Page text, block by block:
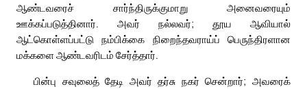
ஆண்டவரைச் சார்ந்திருக்குமாறு அனைவரையும்
ஊக்கப்படுத்தினார். அவர் நல்லவர்; தூய ஆவியால்
ஆட்கொள்ளப்பட்டு நம்பிக்கை நிறைந்தவராய்ப் பெருந்திரளான
மக்களை ஆண்டவரிடம் சேர்த்தார்.
பின்பு சவுலைத் தேடி அவர் தர்சு நகர் சென்றார்; அவரைக்